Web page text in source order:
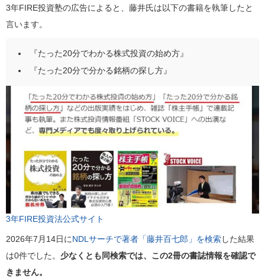
3年FIRE投資塾の広告によると、藤井氏は以下の書籍を執筆したと
言います。
『たった20分でわかる株式投資の始め方』
『たった20分で分かる銘柄の探し方』
3年FIRE投資法公式サイト
2026年7月14日にNDLサーチで著者「藤井百七郎」を検索した結果
は0件でした。 少なくとも同検索では、この2冊の書誌情報を確認で
きません。